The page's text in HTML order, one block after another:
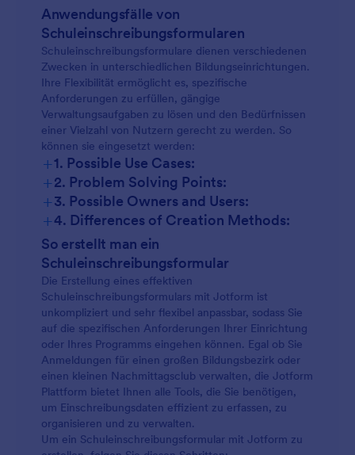
Anwendungsfälle von
Schuleinschreibungsformularen
Schuleinschreibungsformulare dienen verschiedenen
Zwecken in unterschiedlichen Bildungseinrichtungen.
Ihre Flexibilität ermöglicht es, spezifische
Anforderungen zu erfüllen, gängige
Verwaltungsaufgaben zu lösen und den Bedürfnissen
einer Vielzahl von Nutzern gerecht zu werden. So
können sie eingesetzt werden:
+1. Possible Use Cases:
+2. Problem Solving Points:
+3. Possible Owners and Users:
+4. Differences of Creation Methods:
So erstellt man ein
Schuleinschreibungsformular
Die Erstellung eines effektiven
Schuleinschreibungsformulars mit Jotform ist
unkompliziert und sehr flexibel anpassbar, sodass Sie
auf die spezifischen Anforderungen Ihrer Einrichtung
oder Ihres Programms eingehen können. Egal ob Sie
Anmeldungen für einen großen Bildungsbezirk oder
einen kleinen Nachmittagsclub verwalten, die Jotform
Plattform bietet Ihnen alle Tools, die Sie benötigen,
um Einschreibungsdaten effizient zu erfassen, zu
organisieren und zu verwalten.
Um ein Schuleinschreibungsformular mit Jotform zu